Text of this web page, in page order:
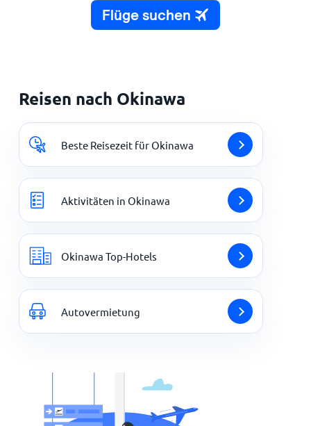
Reisen nach Okinawa
Beste Reisezeit für Okinawa
Aktivitäten in Okinawa
Okinawa Top-Hotels
Autovermietung